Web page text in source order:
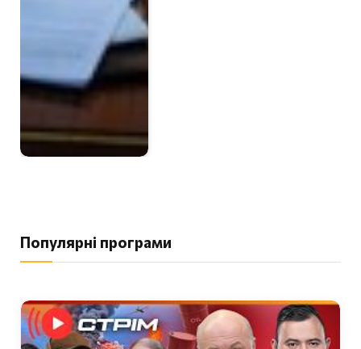
Популярні програми